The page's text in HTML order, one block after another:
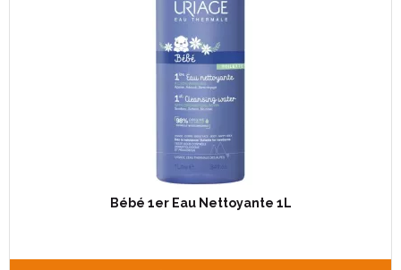
Bébé 1er Eau Nettoyante 1L